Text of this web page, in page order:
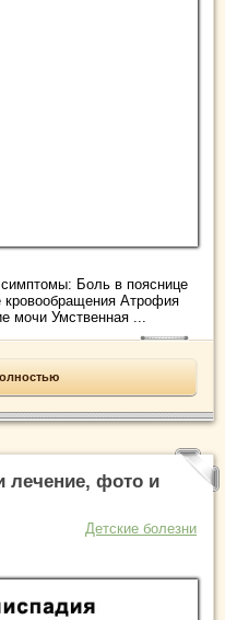
Боль в пояснице
Атрофия
мочи Умственная ...
фото и
Детские болезни